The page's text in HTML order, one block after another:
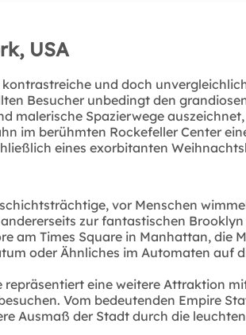
USA
kontrastreiche und doch
Besucher unbedingt den
malerische Spazierwege
im berühmten Rockefeller Center
eines exorbitanten
vor Menschen
zur fantastischen
am Times Square in Manhattan, die
oder Ähnliches im Automaten auf
eine weitere Attraktion
Vom bedeutenden Empire
Ausmaß der Stadt durch die